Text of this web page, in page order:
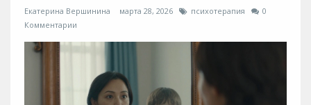
Екатерина Вершинина марта 28, 2026 психотерапия
0
Комментарии